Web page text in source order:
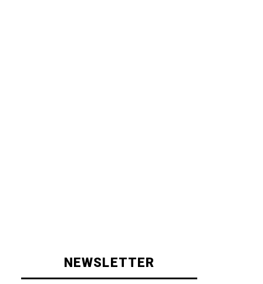
NEWSLETTER